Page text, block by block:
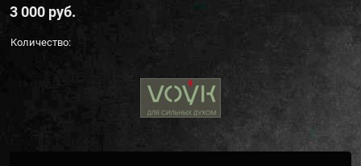
3 000 руб.
Количество: